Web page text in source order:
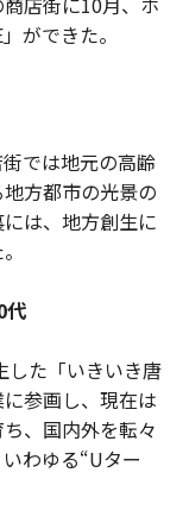
ができた。
では地元の高齢
方都市の光景の
は、地方創生に
代
した「いきいき唐
参画し、現在は
、国内外を転々
わゆる“Uター